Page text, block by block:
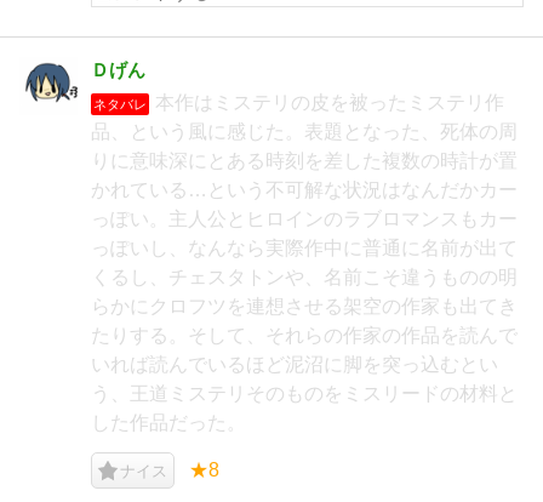
Ｄげん
ネタバレ
本作はミステリの皮を被ったミステリ作
品、という風に感じた。表題となった、死体の周
りに意味深にとある時刻を差した複数の時計が置
かれている…という不可解な状況はなんだかカー
っぽい。主人公とヒロインのラブロマンスもカー
っぽいし、なんなら実際作中に普通に名前が出て
くるし、チェスタトンや、名前こそ違うものの明
らかにクロフツを連想させる架空の作家も出てき
たりする。そして、それらの作家の作品を読んで
いれば読んでいるほど泥沼に脚を突っ込むとい
う、王道ミステリそのものをミスリードの材料と
した作品だった。
ナイス ★8